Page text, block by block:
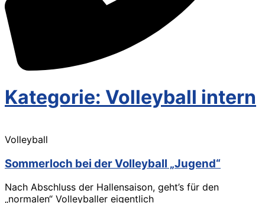
Kategorie: Volleyball intern
Volleyball
Sommerloch bei der Volleyball „Jugend“
Nach Abschluss der Hallensaison, geht’s für den
„normalen“ Volleyballer eigentlich